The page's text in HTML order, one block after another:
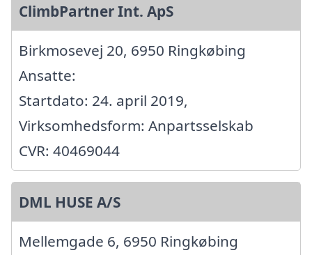
ClimbPartner Int. ApS
Birkmosevej 20, 6950 Ringkøbing
Ansatte:
Startdato: 24. april 2019,
Virksomhedsform: Anpartsselskab
CVR: 40469044
DML HUSE A/S
Mellemgade 6, 6950 Ringkøbing